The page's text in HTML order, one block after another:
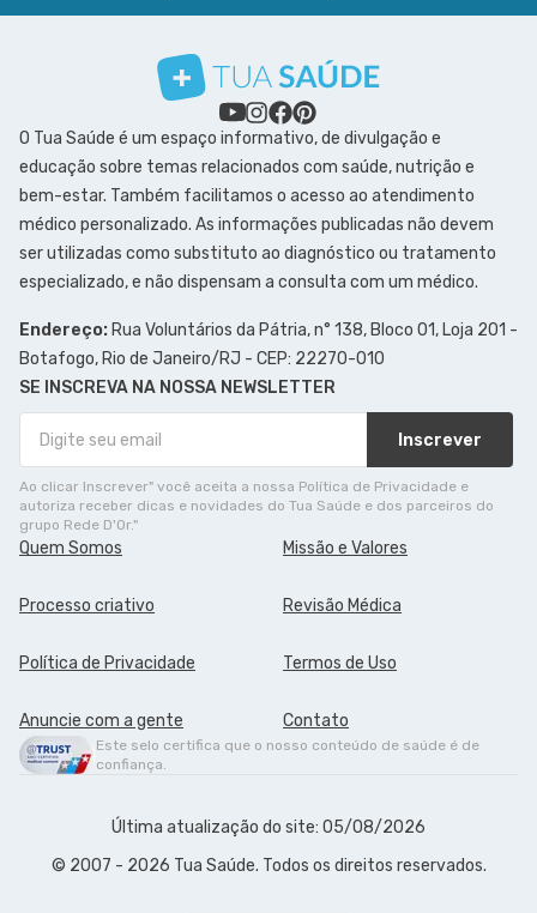
O Tua Saúde é um espaço informativo, de divulgação e
educação sobre temas relacionados com saúde, nutrição e
bem-estar. Também facilitamos o acesso ao atendimento
médico personalizado. As informações publicadas não devem
ser utilizadas como substituto ao diagnóstico ou tratamento
especializado, e não dispensam a consulta com um médico.
Endereço: Rua Voluntários da Pátria, n° 138, Bloco 01, Loja 201 -
Botafogo, Rio de Janeiro/RJ - CEP: 22270-010
SE INSCREVA NA NOSSA NEWSLETTER
Inscrever
Ao clicar Inscrever" você aceita a nossa Política de Privacidade e
autoriza receber dicas e novidades do Tua Saúde e dos parceiros do
grupo Rede D'Or."
Quem Somos Missão e Valores
Processo criativo Revisão Médica
Política de Privacidade Termos de Uso
Anuncie com a gente Contato
Este selo certifica que o nosso conteúdo de saúde é de
confiança.
Última atualização do site: 05/08/2026
© 2007 - 2026 Tua Saúde. Todos os direitos reservados.